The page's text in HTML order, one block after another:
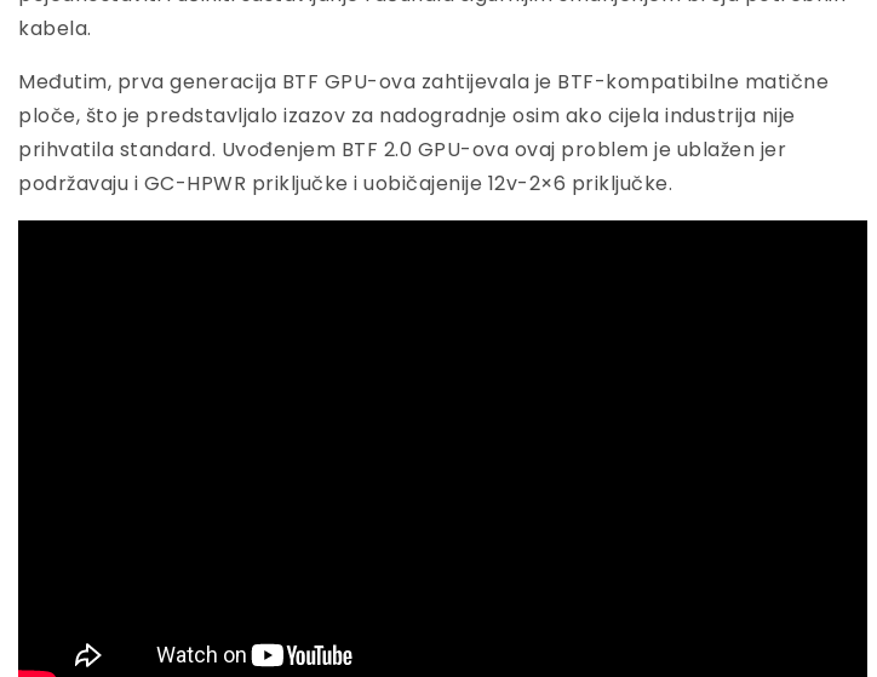
kabela.
Međutim, prva generacija BTF GPU-ova zahtijevala je BTF-kompatibilne matične
ploče, što je predstavljalo izazov za nadogradnje osim ako cijela industrija nije
prihvatila standard. Uvođenjem BTF 2.0 GPU-ova ovaj problem je ublažen jer
podržavaju i GC-HPWR priključke i uobičajenije 12v-2×6 priključke.